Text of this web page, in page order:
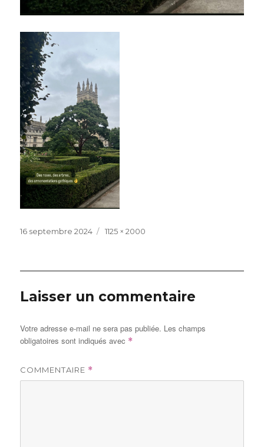
Publié
16 septembre 2024
Taille
1125 × 2000
Laisser un commentaire
Votre adresse e-mail ne sera pas publiée. Les champs
obligatoires sont indiqués avec *
COMMENTAIRE *